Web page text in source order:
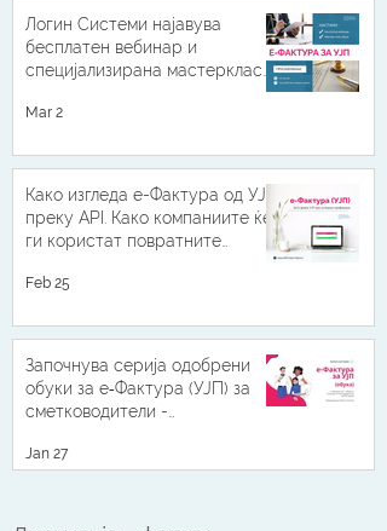
Логин Системи најавува
бесплатен вебинар и
специјализирана мастерклас
Mar 2
Како изгледа е-Фактура од УЈП
преку API. Како компаниите ќе
ги користат повратните
Feb 25
Започнува серија одобрени
обуки за е‑Фактура (УЈП) за
сметководители -
усовршеност со 3 КПУ поени
Jan 27